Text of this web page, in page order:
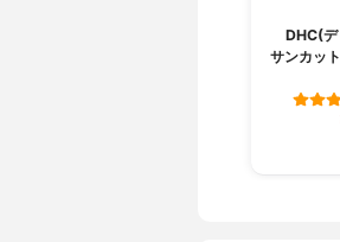
DHC(デ
サンカッ